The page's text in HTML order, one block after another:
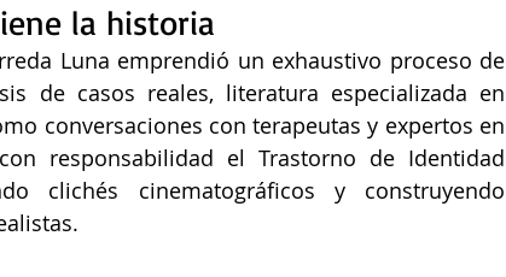
la historia
Luna emprendió un exhaustivo proceso de
de casos reales, literatura especializada en
conversaciones con terapeutas y expertos en
responsabilidad el Trastorno de Identidad
clichés cinematográficos y construyendo